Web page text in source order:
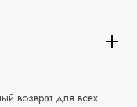
возврат для всех